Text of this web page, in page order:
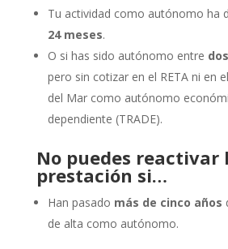
Tu actividad como autónomo ha
24 meses.
O si has sido autónomo entre
pero sin cotizar en el RETA ni en
del Mar como autónomo
dependiente (TRADE).
No puedes reactivar
prestación si…
Han pasado más de cinco años
de alta como autónomo.